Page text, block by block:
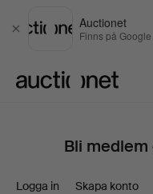
Stäng
Auctionet
Finns på
Bli
Logga in Skapa konto